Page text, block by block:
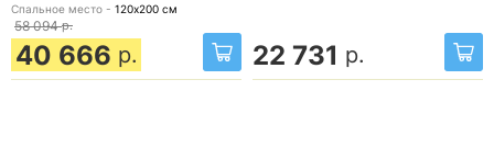
Спальное место - 120х200 см
58 094 р.
40 666 р. 22 731 р.